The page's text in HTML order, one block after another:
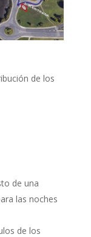
de los
de una
las noches
de los